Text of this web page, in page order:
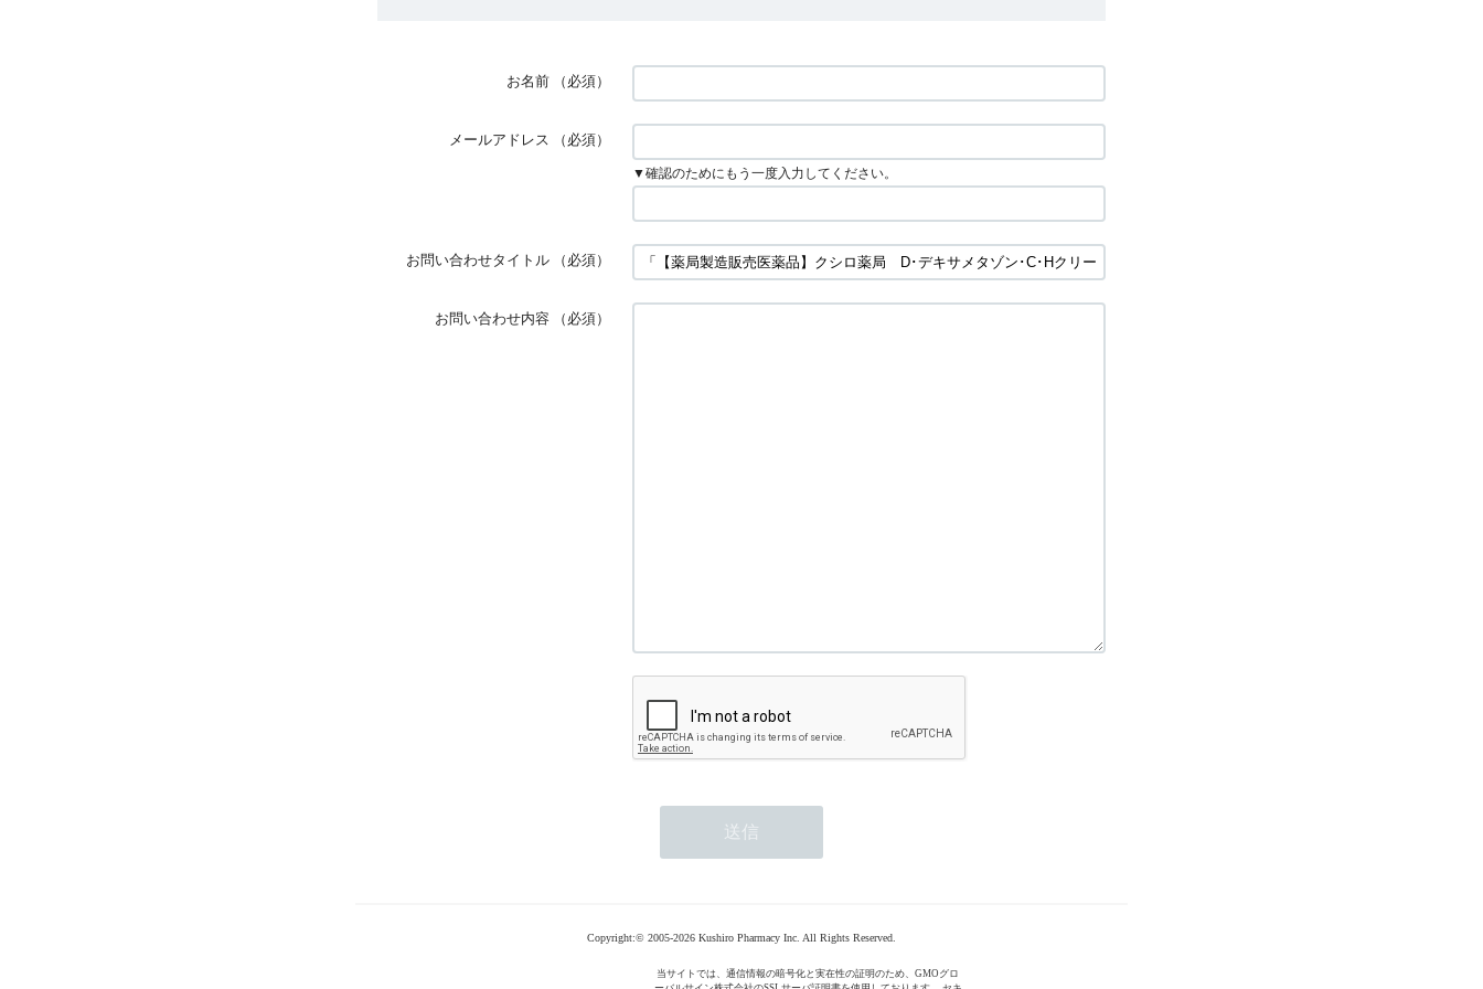
お名前 （必須）
メールアドレス （必須）
▼確認のためにもう一度入力してください。
お問い合わせタイトル （必須）
お問い合わせ内容 （必須）
Copyright:© 2005-2026 Kushiro Pharmacy Inc. All Rights Reserved.
当サイトでは、通信情報の暗号化と実在性の証明のため、GMOグロ